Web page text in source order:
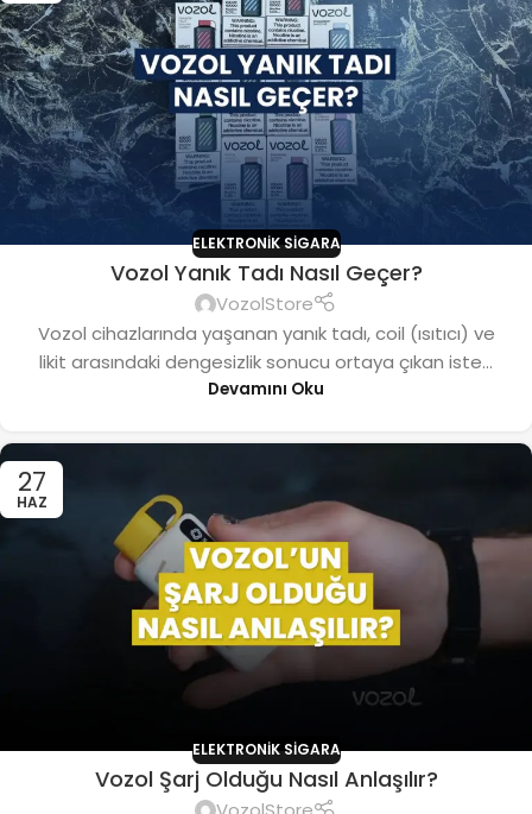
ELEKTRONIK SIGARA
Vozol Yanık Tadı Nasıl Geçer?
VozolStore
Vozol cihazlarında yaşanan yanık tadı, coil (ısıtıcı) ve
likit arasındaki dengesizlik sonucu ortaya çıkan iste...
Devamını Oku
27
HAZ
ELEKTRONIK SIGARA
Vozol Şarj Olduğu Nasıl Anlaşılır?